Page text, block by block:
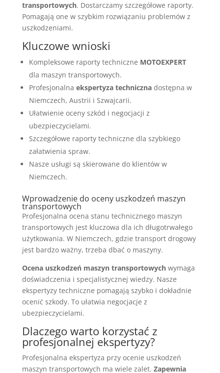
transportowych. Dostarczamy szczegółowe raporty.
Pomagają one w szybkim rozwiązaniu problemów z
uszkodzeniami.
Kluczowe wnioski
Kompleksowe raporty techniczne MOTOEXPERT
dla maszyn transportowych.
Profesjonalna ekspertyza technicznadostępna w
Niemczech, Austrii i Szwajcarii.
Ułatwienie oceny szkód i negocjacji z
ubezpieczycielami.
Szczegółowe raporty techniczne dla szybkiego
załatwienia spraw.
Nasze usługi są skierowane do klientów w
Niemczech.
Wprowadzenie do oceny uszkodzeń maszyn
transportowych
Profesjonalna ocena stanu technicznego maszyn
transportowych jest kluczowa dla ich długotrwałego
użytkowania. W Niemczech, gdzie transport drogowy
jest bardzo ważny, trzeba dbać o maszyny.
Ocena uszkodzeń maszyn transportowychwymaga
doświadczenia i specjalistycznej wiedzy. Nasze
ekspertyzy techniczne pomagają szybko i dokładnie
ocenić szkody. To ułatwia negocjacje z
ubezpieczycielami.
Dlaczego warto korzystać z
profesjonalnej ekspertyzy?
Profesjonalna ekspertyza przy ocenie uszkodzeń
maszyn transportowych ma wiele zalet. Zapewnia